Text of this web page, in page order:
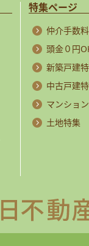
特集ページ
仲介手数
頭金０円
新築戸建
中古戸建
マンショ
土地特集